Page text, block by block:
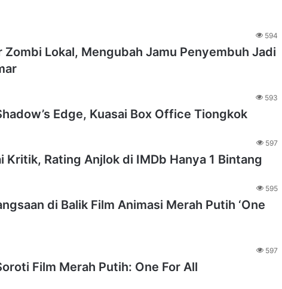
594
Lokal, Mengubah Jamu Penyembuh Jadi
593
Edge, Kuasai Box Office Tiongkok
597
Kritik, Rating Anjlok di IMDb Hanya 1 Bintang
595
di Balik Film Animasi Merah Putih ‘One
597
Film Merah Putih: One For All